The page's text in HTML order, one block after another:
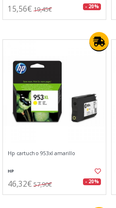
15,56€ 19,45€ - 20%
Hp cartucho 953xl amarillo
HP
46,32€ 57,90€ - 20%